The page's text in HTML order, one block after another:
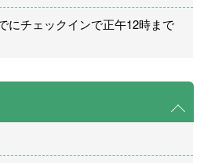
にチェックインで正午12時まで